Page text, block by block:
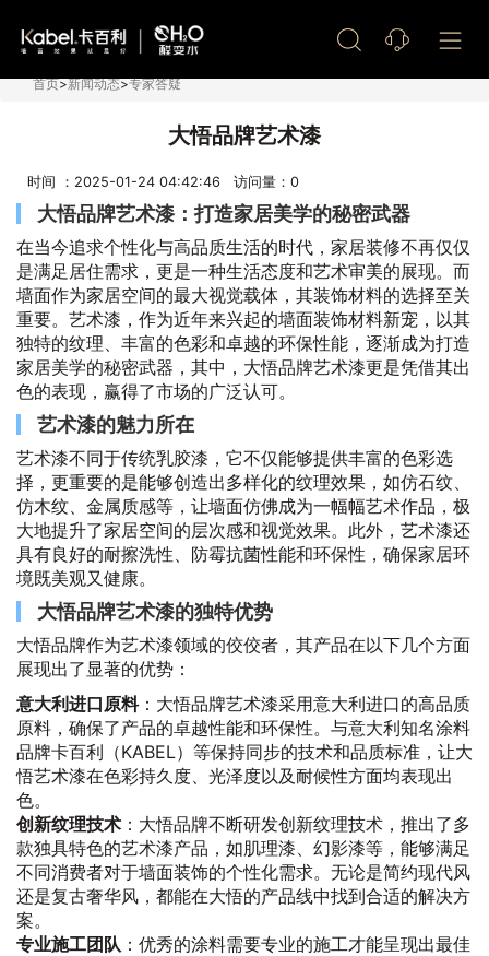
首页>新闻动态>专家答疑
大悟品牌艺术漆
时间 ：2025-01-24 04:42:46 访问量： 0
大悟品牌艺术漆：打造家居美学的秘密武器
在当今追求个性化与高品质生活的时代，家居装修不再仅仅
是满足居住需求，更是一种生活态度和艺术审美的展现。而
墙面作为家居空间的最大视觉载体，其装饰材料的选择至关
重要。艺术漆，作为近年来兴起的墙面装饰材料新宠，以其
独特的纹理、丰富的色彩和卓越的环保性能，逐渐成为打造
家居美学的秘密武器，其中，大悟品牌艺术漆更是凭借其出
色的表现，赢得了市场的广泛认可。
艺术漆的魅力所在
艺术漆不同于传统乳胶漆，它不仅能够提供丰富的色彩选
择，更重要的是能够创造出多样化的纹理效果，如仿石纹、
仿木纹、金属质感等，让墙面仿佛成为一幅幅艺术作品，极
大地提升了家居空间的层次感和视觉效果。此外，艺术漆还
具有良好的耐擦洗性、防霉抗菌性能和环保性，确保家居环
境既美观又健康。
大悟品牌艺术漆的独特优势
大悟品牌作为艺术漆领域的佼佼者，其产品在以下几个方面
展现出了显著的优势：
意大利进口原料：大悟品牌艺术漆采用意大利进口的高品质
原料，确保了产品的卓越性能和环保性。与意大利知名涂料
品牌卡百利（KABEL）等保持同步的技术和品质标准，让大
悟艺术漆在色彩持久度、光泽度以及耐候性方面均表现出
色。
创新纹理技术 ：大悟品牌不断研发创新纹理技术，推出了多
款独具特色的艺术漆产品，如肌理漆、幻影漆等，能够满足
不同消费者对于墙面装饰的个性化需求。无论是简约现代风
还是复古奢华风，都能在大悟的产品线中找到合适的解决方
案。
专业施工团队 ：优秀的涂料需要专业的施工才能呈现出最佳